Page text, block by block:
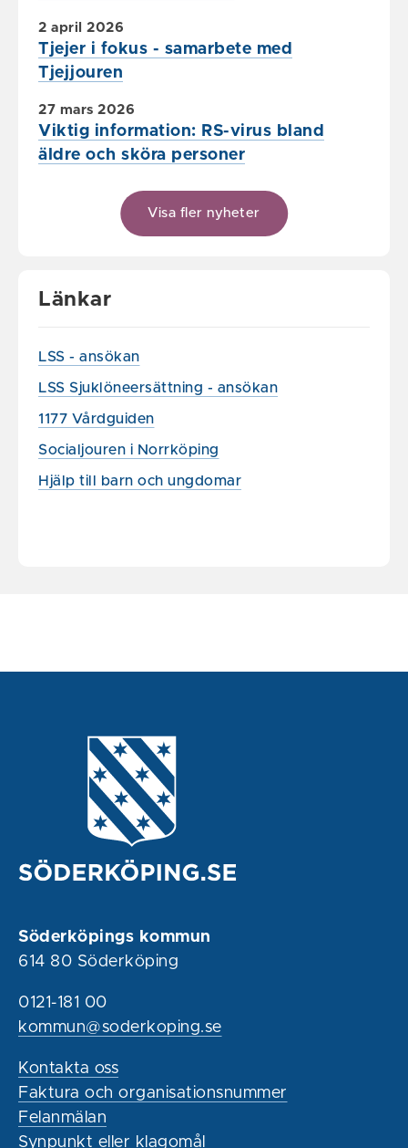
Tjejer i fokus - samarbete med
Tjejjouren
2 april 2026
Viktig information: RS-virus bland
äldre och sköra personer
27 mars 2026
Visa fler nyheter
Länkar
LSS - ansökan
LSS Sjuklöneersättning - ansökan
1177 Vårdguiden
Socialjouren i Norrköping
Hjälp till barn och ungdomar
Söderköpings kommun
614 80 Söderköping
0121-181 00
kommun@soderkoping.se
Kontakta oss
Faktura och organisationsnummer
Felanmälan
Synpunkt eller klagomål